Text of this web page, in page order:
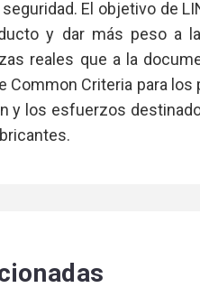
El objetivo de
y dar más peso a
reales que a la
Common Criteria para
y los esfuerzos